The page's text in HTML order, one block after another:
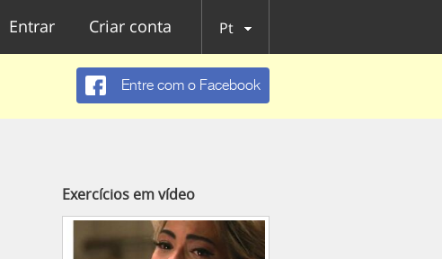
Entrar Criar conta Pt
Entre com o Facebook
Exercícios em vídeo